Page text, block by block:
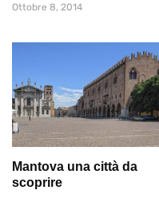
Ottobre 8, 2014
Mantova una città da
scoprire